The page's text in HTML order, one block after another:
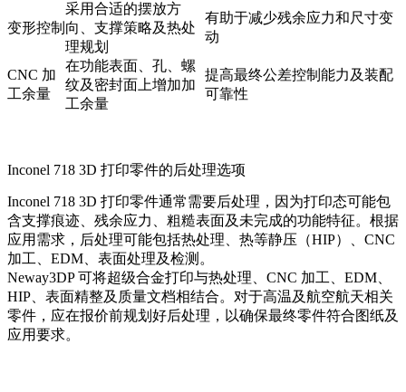
变形控制
采用合适的摆放方
向、支撑策略及热处
理规划
有助于减少残余应力和尺寸变
动
CNC 加
工余量
在功能表面、孔、螺
纹及密封面上增加加
工余量
提高最终公差控制能力及装配
可靠性
Inconel 718 3D 打印零件的后处理选项
Inconel 718 3D 打印零件通常需要后处理，因为打印态可能包
含支撑痕迹、残余应力、粗糙表面及未完成的功能特征。根据
应用需求，后处理可能包括热处理、热等静压（HIP）、CNC
加工、EDM、表面处理及检测。
Neway3DP 可将超级合金打印与热处理 CNC 加工 、EDM、
HIP、表面精整及质量文档相结合。对于高温及航空航天相关
零件，应在报价前规划好后处理，以确保最终零件符合图纸及
应用要求。